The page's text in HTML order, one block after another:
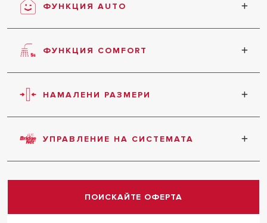
ФУНКЦИЯ AUTO
Максимален комфорт, ефективност и икономия
на енергия въз основа на автоматичния анализ
на условията на околната среда, свързаните
ФУНКЦИЯ COMFORT
Ускорява доставката на топла вода по два
начина: Режим Comfort Plus (винаги гореща вода
само за 5 минути) и режим Comfort (топла вода
НАМАЛЕНИ РАЗМЕРИ
Намален размер за лесен монтаж.
УПРАВЛЕНИЕ НА СИСТЕМАТА
Нов комуникационен протокол, проектиран да
ПОИСКАЙТЕ ОФЕРТА